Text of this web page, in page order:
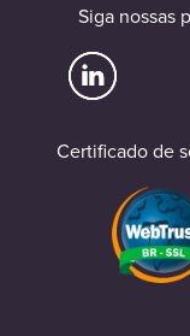
Siga nossas
Certificado de